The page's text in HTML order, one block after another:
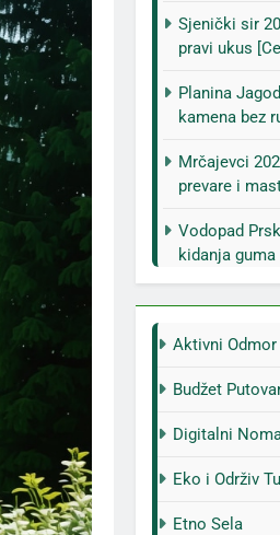
Sjenički sir
pravi ukus
Planina
kamena bez
Mrčajevci
prevare i
Vodopad
kidanja guma
Aktivni
Budžet
Digitalni
Eko i Održiv
Etno Sela